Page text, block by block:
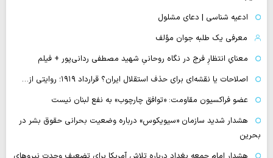
ادعیه شناسی | دعای مشلول
معرفی یک طلبه جوان مؤلف
معنایِ انتظارِ فرج در نگاه روحانیِ شهید مصطفی ردانی‌پور + فیلم
اصلاحات یا نقشه‌ای برای حذف استقلال ایران؟ قرارداد ۱۹۱۹؛ روایتی از…
عضو فراکسیون مقاومت: «توافق چارچوب» به نفع لبنان نیست
هشدار شدید سازمان «سیویکوس» درباره وضعیت بحرانی حقوق بشر در
بحرین
هشدار امام جمعه بغداد درباره تلاش آمریکا برای تضعیف وحدت نیروهای